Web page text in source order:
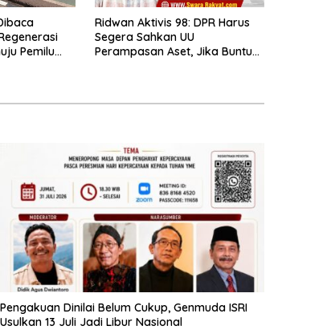
Pemilu
Ridwan Aktivis 98: DPR Harus
Segera Sahkan UU
Perampasan Aset, Jika Buntu
Pengakuan Dinilai Belum Cukup, Genmuda ISRI
Usulkan 13 Juli Jadi Libur Nasional